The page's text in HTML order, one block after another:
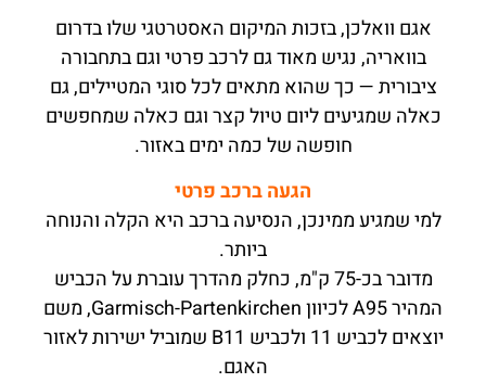
אגם וואלכן, בזכות המיקום האסטרטגי שלו בדרום
בוואריה, נגיש מאוד גם לרכב פרטי וגם בתחבורה
ציבורית — כך שהוא מתאים לכל סוגי המטיילים, גם
כאלה שמגיעים ליום טיול קצר וגם כאלה שמחפשים
חופשה של כמה ימים באזור.
הגעה ברכב פרטי
למי שמגיע ממינכן, הנסיעה ברכב היא הקלה והנוחה
ביותר.
מדובר בכ-75 ק"מ, כחלק מהדרך עוברת על הכביש
המהיר A95 לכיוון Garmisch-Partenkirchen, משם
יוצאים לכביש 11 ולכביש B11 שמוביל ישירות לאזור
האגם.